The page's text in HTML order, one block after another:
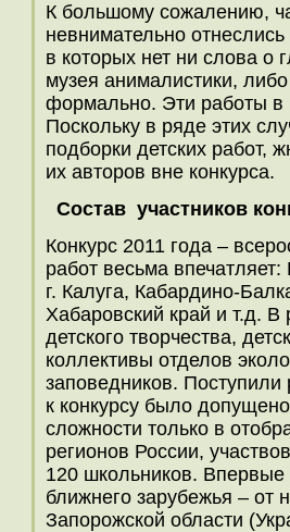
К большому сожалению,
невнимательно
в которых нет ни слова о
музея анималистики,
формально. Эти работы в
Поскольку в ряде этих
подборки детских
их авторов вне конкурса.
Состав участников
Конкурс 2011 года –
работ весьма
г. Калуга, Кабардино-
Хабаровский край и т.д.
детского творчества,
коллективы отделов
заповедников.
к конкурсу было
сложности только в
регионов России,
120 школьников. Впервые
ближнего зарубежья – от
Запорожской области